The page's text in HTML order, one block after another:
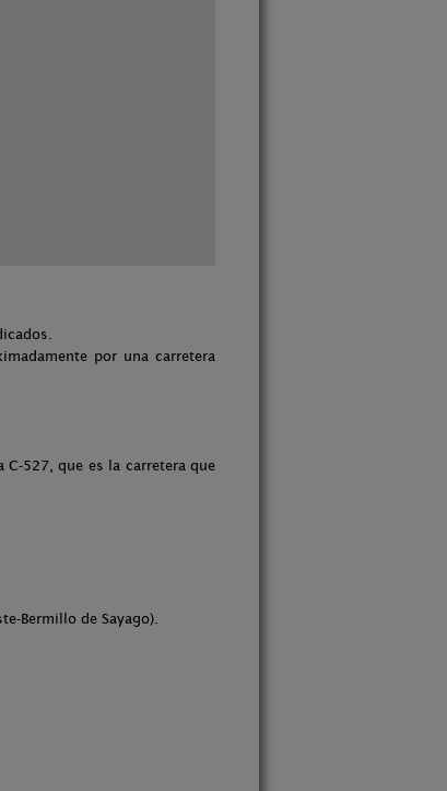
por una carretera
527, que es la carretera que
Bermillo de Sayago).